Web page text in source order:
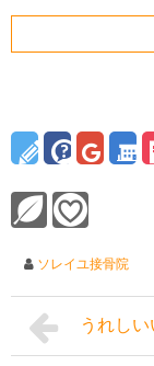
ソレイユ接骨院
うれし